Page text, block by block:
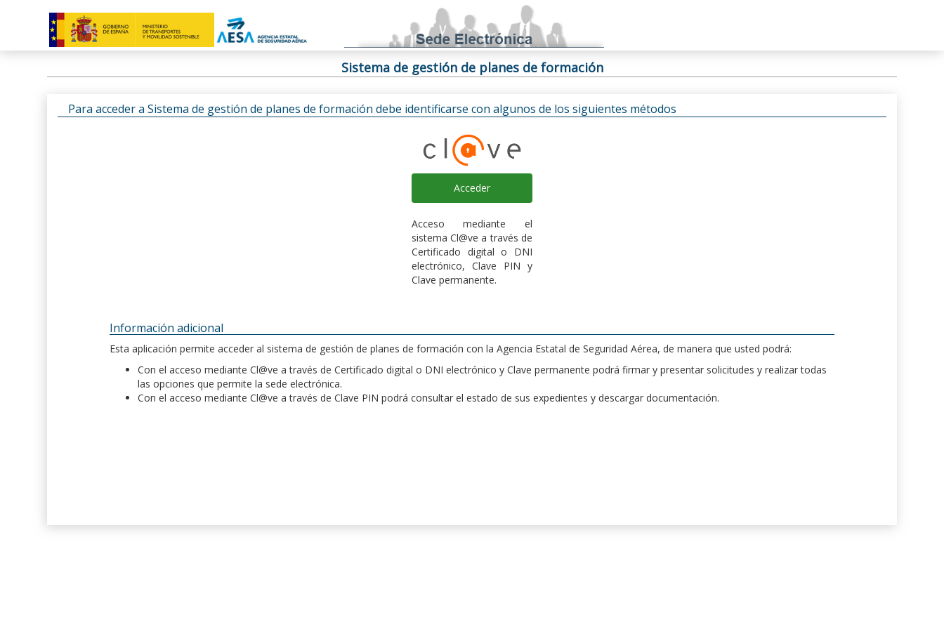
Sistema de gestión de planes de formación
Para acceder a Sistema de gestión de planes de formación debe identificarse con algunos de los siguientes métodos
Acceder
Acceso mediante el
sistema Cl@ve a través de
Certificado digital o DNI
electrónico, Clave PIN y
Clave permanente.
Información adicional
Esta aplicación permite acceder al sistema de gestión de planes de formación con la Agencia Estatal de Seguridad Aérea, de manera que usted podrá:
Con el acceso mediante Cl@ve a través de Certificado digital o DNI electrónico y Clave permanente podrá firmar y presentar solicitudes y realizar todas
las opciones que permite la sede electrónica.
Con el acceso mediante Cl@ve a través de Clave PIN podrá consultar el estado de sus expedientes y descargar documentación.